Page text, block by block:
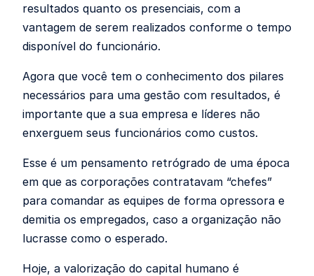
resultados quanto os presenciais, com a
vantagem de serem realizados conforme o tempo
disponível do funcionário.
Agora que você tem o conhecimento dos pilares
necessários para uma gestão com resultados, é
importante que a sua empresa e líderes não
enxerguem seus funcionários como custos.
Esse é um pensamento retrógrado de uma época
em que as corporações contratavam “chefes”
para comandar as equipes de forma opressora e
demitia os empregados, caso a organização não
lucrasse como o esperado.
Hoje, a valorização do capital humano é